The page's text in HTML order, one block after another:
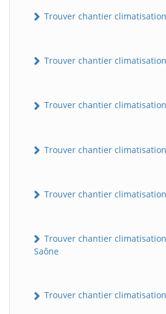
Trouver chantier
Trouver chantier
Trouver chantier
Trouver chantier
Trouver chantier
Trouver chantier
Saône
Trouver chantier